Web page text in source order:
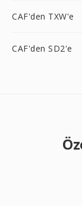
CAF'den TXW'e
CAF'den SD2'e